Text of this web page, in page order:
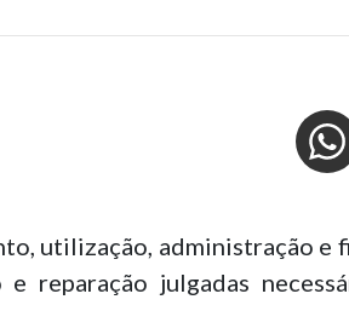
utilização, administração e
julgadas